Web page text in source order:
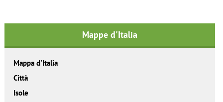
Mappe d'Italia
Mappa d'Italia
Città
Isole